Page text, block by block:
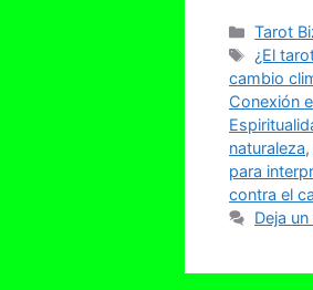
Tarot
¿El
cambio
Conexión
naturaleza,
para
contra el
Deja